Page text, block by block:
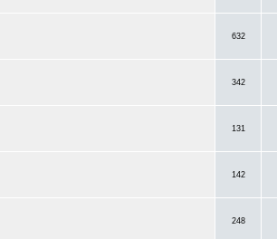
632
342
131
142
248